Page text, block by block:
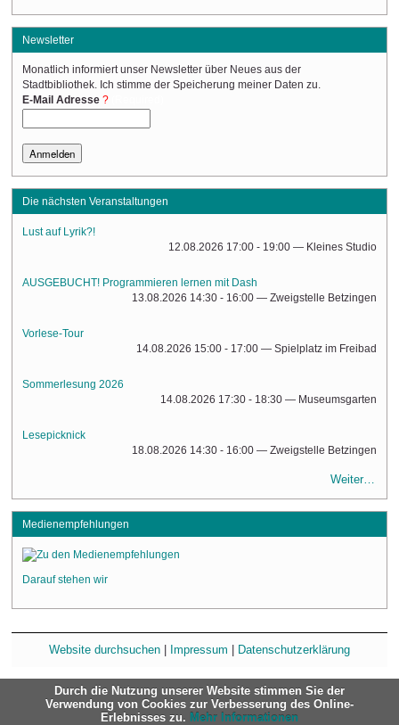
Newsletter
Monatlich informiert unser Newsletter über Neues aus der
Stadtbibliothek. Ich stimme der Speicherung meiner Daten zu.
E-Mail Adresse
Die nächsten Veranstaltungen
Lust auf Lyrik?!
12.08.2026 17:00 - 19:00 — Kleines Studio
AUSGEBUCHT! Programmieren lernen mit Dash
13.08.2026 14:30 - 16:00 — Zweigstelle Betzingen
Vorlese-Tour
14.08.2026 15:00 - 17:00 — Spielplatz im Freibad
Sommerlesung 2026
14.08.2026 17:30 - 18:30 — Museumsgarten
Lesepicknick
18.08.2026 14:30 - 16:00 — Zweigstelle Betzingen
Weiter…
Medienempfehlungen
Darauf stehen wir
Website durchsuchen Impressum Datenschutzerklärung
Durch die Nutzung unserer Website stimmen Sie der
Verwendung von Cookies zur Verbesserung des Online-
Erlebnisses zu. Mehr Informationen